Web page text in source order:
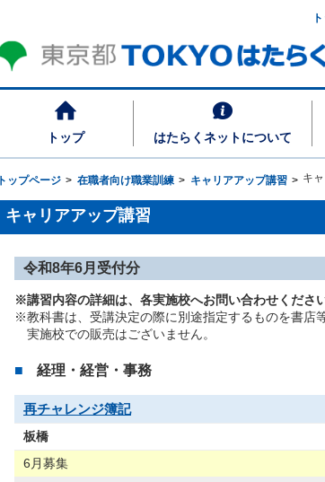
トップ はたらくネットについて
トップページ 在職者向け職業訓練 キャリアアップ講習 キ
キャリアアップ講習
令和8年6月受付分
※講習内容の詳細は、各実施校へお問い合わせください
※教科書は、受講決定の際に別途指定するものを書店
実施校での販売はございません。
経理・経営・事務
再チャレンジ簿記
板橋
6月募集